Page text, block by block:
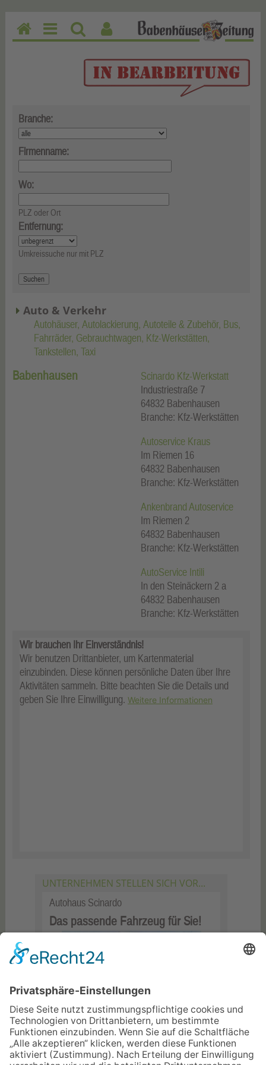
Branche:
Firmenname:
Wo:
PLZ oder Ort
Entfernung:
Umkreissuche nur mit PLZ
Auto & Verkehr
Autohäuser Autolackierung Autoteile & Zubehör Bus
Fahrräder Gebrauchtwagen Kfz-Werkstätten
Tankstellen Taxi
Babenhausen
Scinardo Kfz-Werkstatt
Industriestraße 7
64832 Babenhausen
Branche: Kfz-Werkstätten
Autoservice Kraus
Im Riemen 16
64832 Babenhausen
Branche: Kfz-Werkstätten
Ankenbrand Autoservice
Im Riemen 2
64832 Babenhausen
Branche: Kfz-Werkstätten
AutoService Intili
In den Steinäckern 2 a
64832 Babenhausen
Branche: Kfz-Werkstätten
Wir brauchen Ihr Einverständnis!
Wir benutzen Drittanbieter, um Kartenmaterial
einzubinden. Diese können persönliche Daten über Ihre
Aktivitäten sammeln. Bitte beachten Sie die Details und
geben Sie Ihre Einwilligung. Weitere Informationen
UNTERNEHMEN STELLEN SICH VOR...
Autohaus Scinardo
Das passende Fahrzeug für Sie!
Im Blickpunkt stehen im Autohaus Scinardo die
Fahrzeuge von Ford und Ssang Yong. Doch
H
M
Su
ch
Be
nu
tz
erf
on